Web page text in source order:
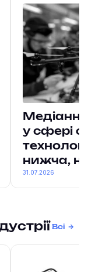
у сфері
нижча,
31.07.2026
Всі